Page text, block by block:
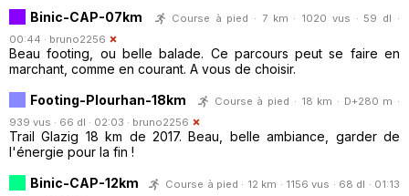
Binic-CAP-07km
Course à pied · 7 km · 1020 vus · 59 dl ·
00:44 · bruno2256
Beau footing, ou belle balade. Ce parcours peut se faire en
marchant, comme en courant. A vous de choisir.
Footing-Plourhan-18km
Course à pied · 18 km · D+280 m ·
939 vus · 66 dl · 02:03 · bruno2256
Trail Glazig 18 km de 2017. Beau, belle ambiance, garder de
l'énergie pour la fin !
Binic-CAP-12km
Course à pied · 12 km · 1156 vus · 68 dl · 01:13